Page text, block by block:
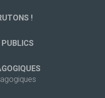
!